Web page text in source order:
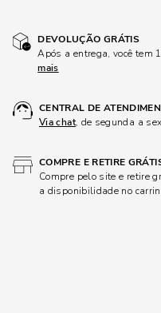
DEVOLUÇÃO GRÁTIS
Após a entrega, você tem
mais
CENTRAL DE
Via chat, de segunda a
COMPRE E RETIRE
Compre pelo site e retire
a disponibilidade no